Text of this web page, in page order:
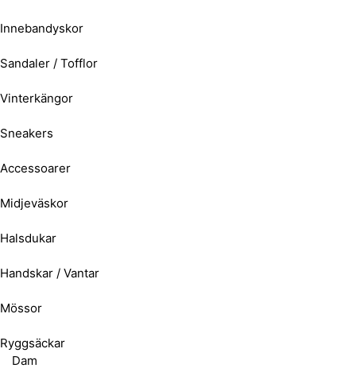
Innebandyskor
Sandaler / Tofflor
Vinterkängor
Sneakers
Accessoarer
Midjeväskor
Halsdukar
Handskar / Vantar
Mössor
Ryggsäckar
Dam